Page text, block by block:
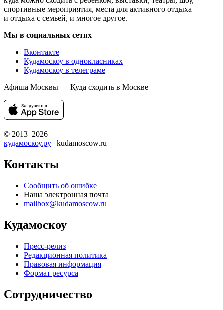
спортивные мероприятия, места для активного отдыха
и отдыха с семьей, и многое другое.
Мы в социальных сетях
Вконтакте
Кудамоскоу в однокласниках
Кудамоскоу в телеграме
Афиша Москвы — Куда сходить в Москве
© 2013–2026
кудамоскоу.ру | kudamoscow.ru
Контакты
Сообщить об ошибке
Наша электронная почта
mailbox@kudamoscow.ru
Кудамоскоу
Пресс-релиз
Редакционная политика
Правовая информация
Формат ресурса
Сотрудничество